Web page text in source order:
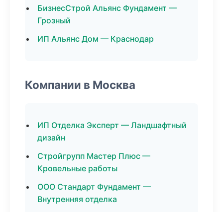
БизнесСтрой Альянс Фундамент —
Грозный
ИП Альянс Дом — Краснодар
Компании в Москва
ИП Отделка Эксперт — Ландшафтный
дизайн
Стройгрупп Мастер Плюс —
Кровельные работы
ООО Стандарт Фундамент —
Внутренняя отделка